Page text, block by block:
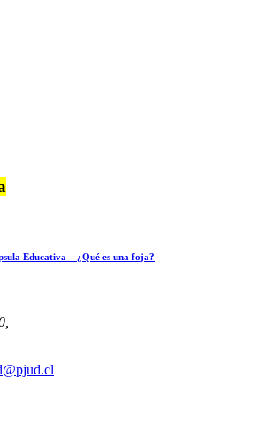
Educativa – ¿Qué es una foja?